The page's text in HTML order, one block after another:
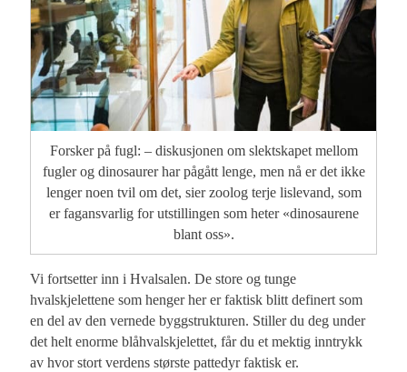
Forsker på fugl: – diskusjonen om slektskapet mellom
fugler og dinosaurer har pågått lenge, men nå er det ikke
lenger noen tvil om det, sier zoolog terje lislevand, som
er fagansvarlig for utstillingen som heter «dinosaurene
blant oss».
Vi fortsetter inn i Hvalsalen. De store og tunge
hvalskjelettene som henger her er faktisk blitt definert som
en del av den vernede byggstrukturen. Stiller du deg under
det helt enorme blåhvalskjelettet, får du et mektig inntrykk
av hvor stort verdens største pattedyr faktisk er.